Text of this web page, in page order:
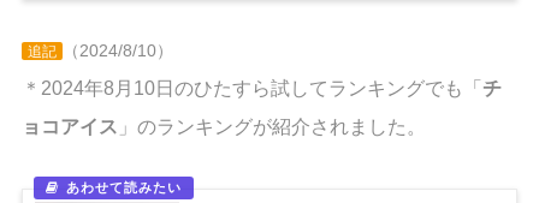
追記 （2024/8/10）
＊2024年8月10日のひたすら試してランキングでも「 チ
ョコアイス 」のランキングが紹介されました。